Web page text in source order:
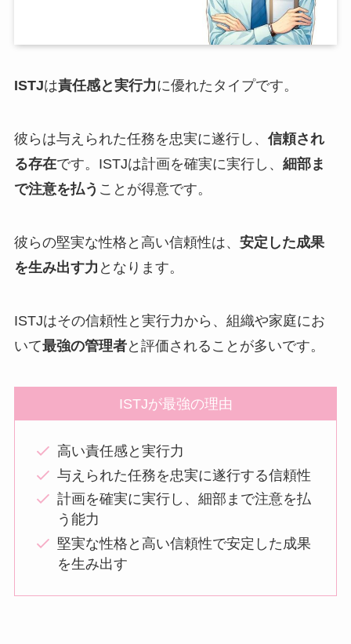
ISTJは責任感と実行力に優れたタイプです。
彼らは与えられた任務を忠実に遂行し、 信頼され
る存在です。ISTJは計画を確実に実行し、 細部ま
で注意を払う ことが得意です。
彼らの堅実な性格と高い信頼性は、 安定した成果
を生み出す力 となります。
ISTJはその信頼性と実行力から、組織や家庭にお
いて最強の管理者と評価されることが多いです。
ISTJが最強の理由
高い責任感と実行力
与えられた任務を忠実に遂行する信頼性
計画を確実に実行し、細部まで注意を払
う能力
堅実な性格と高い信頼性で安定した成果
を生み出す